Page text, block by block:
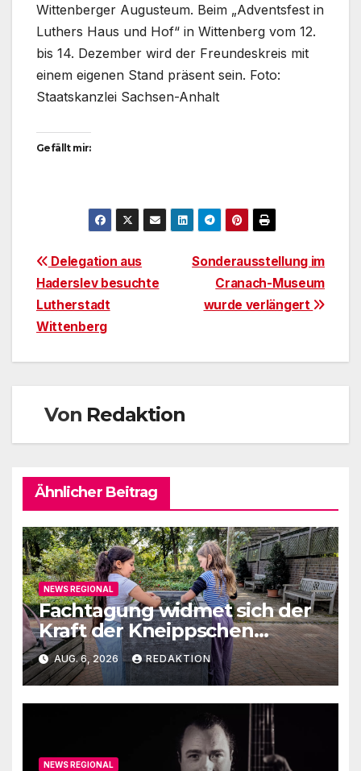
Wittenberger Augusteum. Beim „Adventsfest in
Luthers Haus und Hof“ in Wittenberg vom 12.
bis 14. Dezember wird der Freundeskreis mit
einem eigenen Stand präsent sein. Foto:
Staatskanzlei Sachsen-Anhalt
Gefällt mir:
Beitragsnavigation
Sonderausstellung im
Cranach-Museum
wurde verlängert
Delegation aus
Haderslev besuchte
Lutherstadt
Wittenberg
Von Redaktion
Ähnlicher Beitrag
NEWS REGIONAL
Fachtagung widmet sich der
Kraft der Kneippschen
Elemente
AUG. 6, 2026 REDAKTION
NEWS REGIONAL